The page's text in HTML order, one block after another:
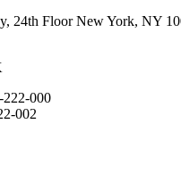
24th Floor New York, NY
222-000
002